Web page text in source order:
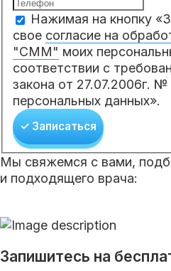
Нажимая на кнопку
свое согласие на
"СММ" моих
соответствии с
закона от 27.07.2006г.
персональных данных».
✓ Записаться
Мы свяжемся с вами,
и подходящего врача:
Запишитесь на